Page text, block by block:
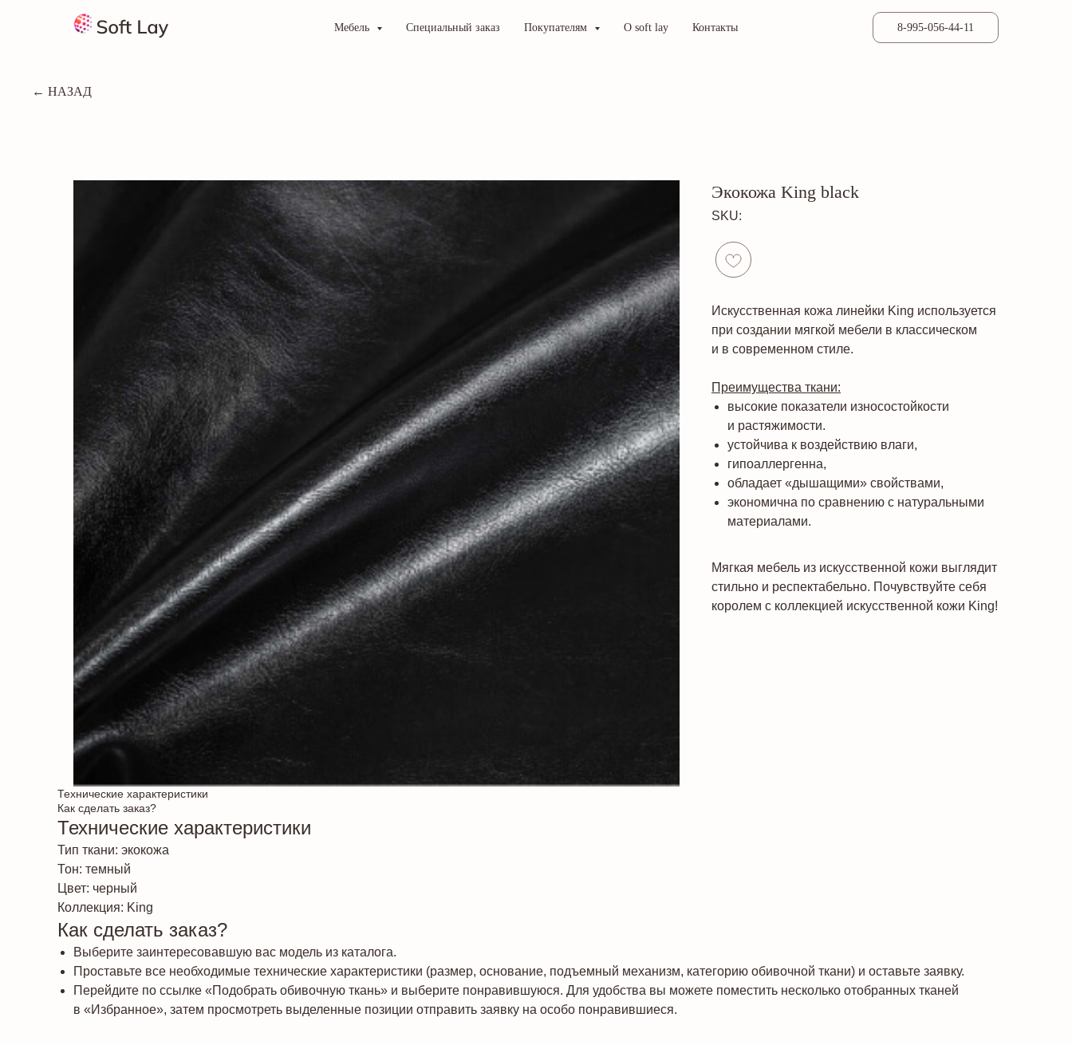
Мебель Специальный заказ Покупателям О soft lay Контакты 8-995-056-44-11
← НАЗАД
Экокожа King black
SKU:
Искусственная кожа линейки King используется
при создании мягкой мебели в классическом
и в современном стиле.
Преимущества ткани:
высокие показатели износостойкости
и растяжимости.
устойчива к воздействию влаги,
гипоаллергенна,
обладает «дышащими» свойствами,
экономична по сравнению с натуральными
материалами.
Мягкая мебель из искусственной кожи выглядит
стильно и респектабельно. Почувствуйте себя
королем с коллекцией искусственной кожи King!
Технические характеристики
Как сделать заказ?
Технические характеристики
Тип ткани: экокожа
Тон: темный
Цвет: черный
Коллекция: King
Как сделать заказ?
Выберите заинтересовавшую вас модель из каталога.
Проставьте все необходимые технические характеристики (размер, основание, подъемный механизм, категорию обивочной ткани) и оставьте заявку.
Перейдите по ссылке «Подобрать обивочную ткань» и выберите понравившуюся. Для удобства вы можете поместить несколько отобранных тканей
в «Избранное», затем просмотреть выделенные позиции отправить заявку на особо понравившиеся.